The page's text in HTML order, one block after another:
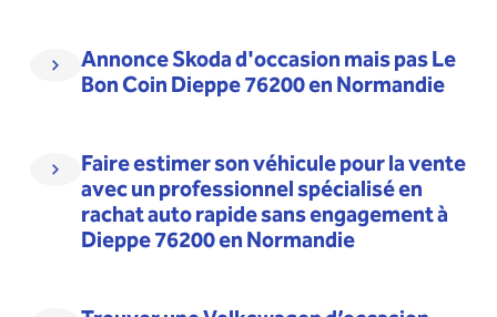
Annonce Skoda d'occasion mais pas Le
Bon Coin Dieppe 76200 en Normandie
Faire estimer son véhicule pour la vente
avec un professionnel spécialisé en
rachat auto rapide sans engagement à
Dieppe 76200 en Normandie